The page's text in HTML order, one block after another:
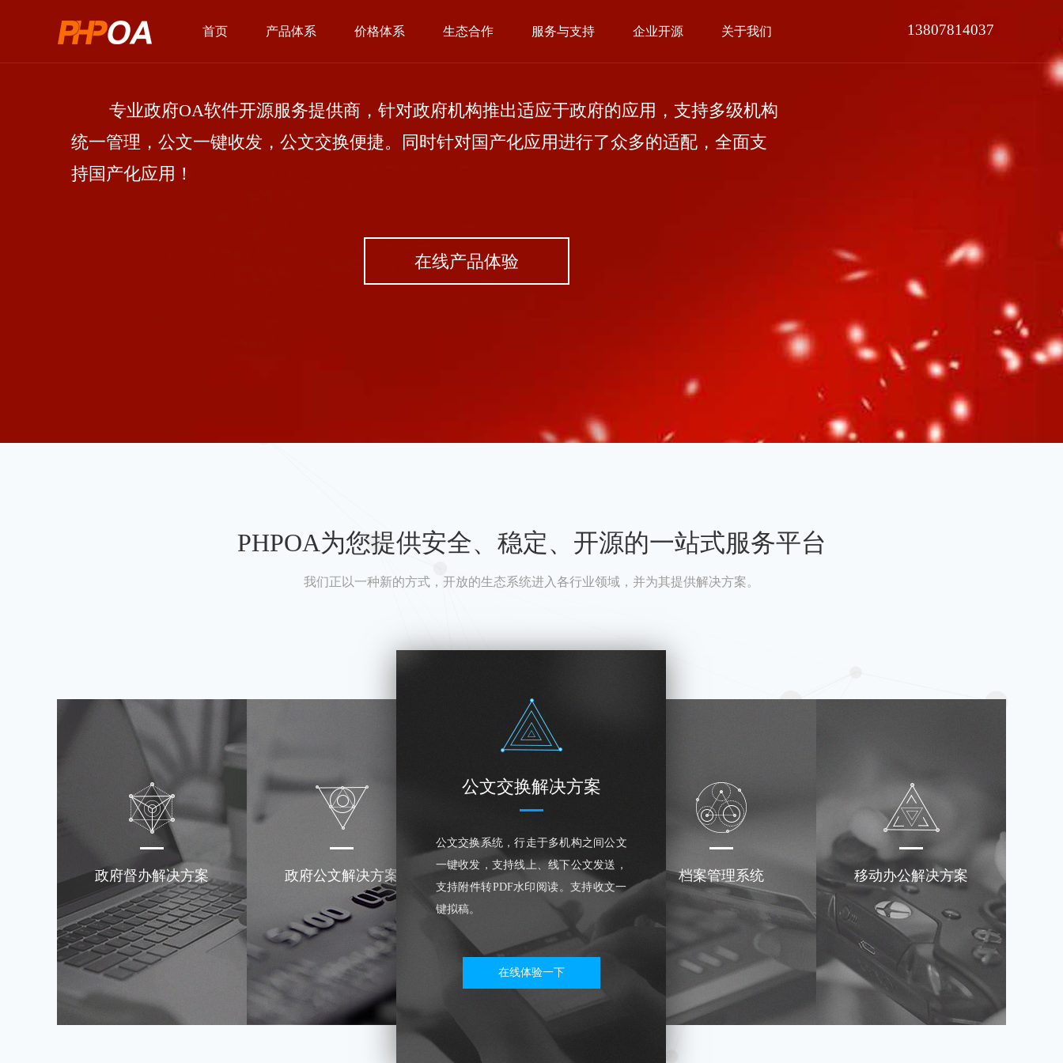
首页 产品体系 价格体系 生态合作 服务与支持 企业开源 关于我们 13807814037
专业政府OA软件开源服务提供商，针对政府机构推出适应于政府的应用，支持多级机构
统一管理，公文一键收发，公文交换便捷。同时针对国产化应用进行了众多的适配，全面支
持国产化应用！
在线产品体验
PHPOA为您提供安全、稳定、开源的一站式服务平台
我们正以一种新的方式，开放的生态系统进入各行业领域，并为其提供解决方案。
政府督办解决方案 政府公文解决方案
公文交换解决方案
公文交换系统，行走于多机构之间公文
一键收发，支持线上、线下公文发送，
支持附件转PDF水印阅读。支持收文一
键拟稿。
在线体验一下
档案管理系统 移动办公解决方案